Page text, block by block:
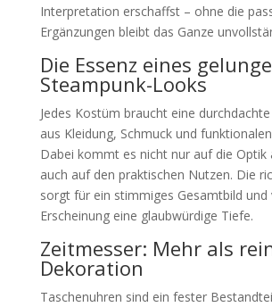
Interpretation erschaffst – ohne die
Ergänzungen bleibt das Ganze
Die Essenz eines
Steampunk-Looks
Jedes Kostüm braucht eine
aus Kleidung, Schmuck und
Dabei kommt es nicht nur auf die Optik
auch auf den praktischen Nutzen. Die
sorgt für ein stimmiges Gesamtbild und
Erscheinung eine glaubwürdige Tiefe.
Zeitmesser: Mehr als
Dekoration
Taschenuhren sind ein fester